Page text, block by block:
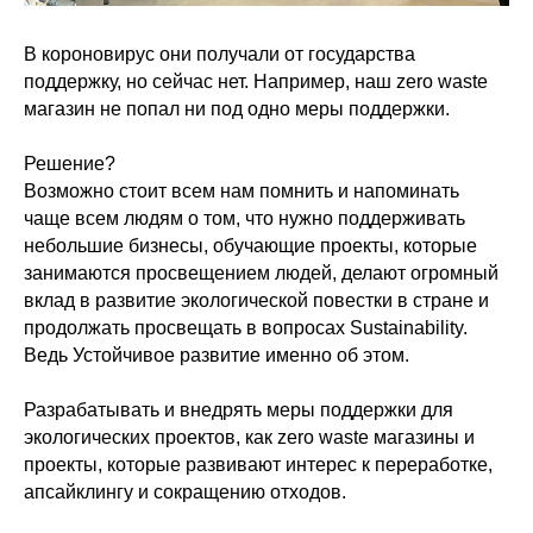
В короновирус они получали от государства
поддержку, но сейчас нет. Например, наш zero waste
магазин не попал ни под одно меры поддержки.
Решение?
Возможно стоит всем нам помнить и напоминать
чаще всем людям о том, что нужно поддерживать
небольшие бизнесы, обучающие проекты, которые
занимаются просвещением людей, делают огромный
вклад в развитие экологической повестки в стране и
продолжать просвещать в вопросах Sustainability.
Ведь Устойчивое развитие именно об этом.
Разрабатывать и внедрять меры поддержки для
экологических проектов, как zero waste магазины и
проекты, которые развивают интерес к переработке,
апсайклингу и сокращению отходов.